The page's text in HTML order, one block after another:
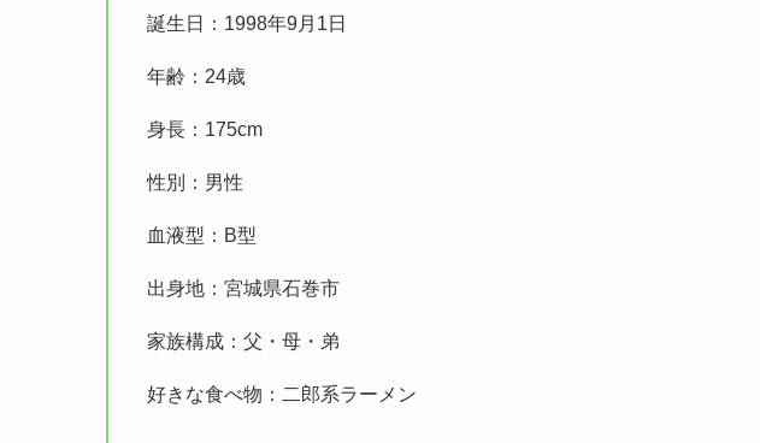
誕生日：1998年9月1日
年齢：24歳
身長：175cm
性別：男性
血液型：B型
出身地：宮城県石巻市
家族構成：父・母・弟
好きな食べ物：二郎系ラーメン